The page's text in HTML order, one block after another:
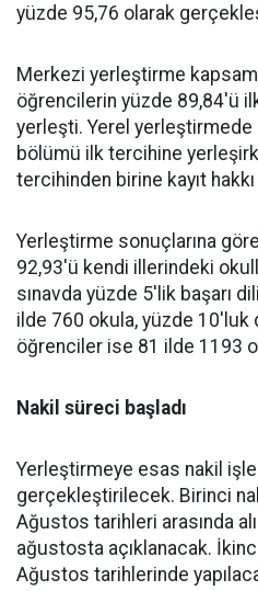
yüzde 95,76 olarak
Merkezi yerleştirme
öğrencilerin yüzde 89,84'ü
yerleşti. Yerel
bölümü ilk tercihine
tercihinden birine kayıt hakkı
Yerleştirme sonuçlarına
92,93'ü kendi illerindeki
sınavda yüzde 5'lik başarı
ilde 760 okula, yüzde 10'luk
öğrenciler ise 81 ilde 1193
Nakil süreci başladı
Yerleştirmeye esas nakil
gerçekleştirilecek. Birinci
Ağustos tarihleri arasında
ağustosta açıklanacak.
Ağustos tarihlerinde